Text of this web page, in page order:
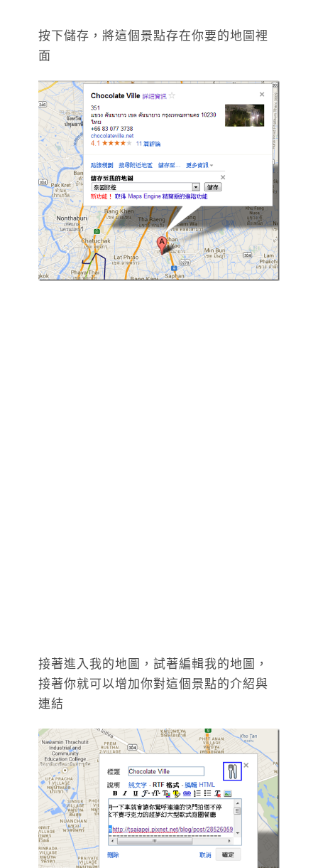
按下儲存，將這個景點存在你要的地圖裡
面
接著進入我的地圖，試著編輯我的地圖，
接著你就可以增加你對這個景點的介紹與
連結